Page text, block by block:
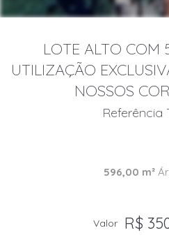
LOTE ALTO COM
UTILIZAÇÃO
NOSSOS
Referência
596,00 m²
Valor R$